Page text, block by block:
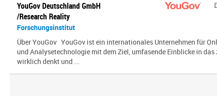
YouGov Deutschland GmbH
/Research Reality
Forschungsinstitut
Über YouGov YouGov ist ein internationales Unternehmen für
und Analysetechnologie mit dem Ziel, umfasende Einblicke in das
wirklich denkt und ...